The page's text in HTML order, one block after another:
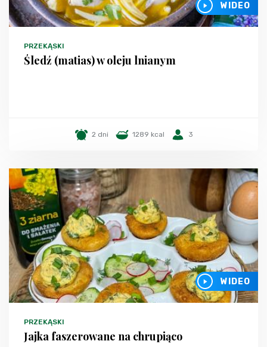
WIDEO
PRZEKĄSKI
Śledź (matias) w oleju lnianym
2 dni 1289 kcal 3
WIDEO
PRZEKĄSKI
Jajka faszerowane na chrupiąco